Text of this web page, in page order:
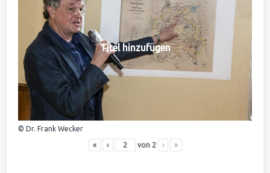
Titel hinzufügen
© Dr. Frank Wecker
« ‹ von 2 › »